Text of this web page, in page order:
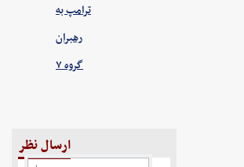
ترامپ به
رهبران
گروه ۷
ارسال نظر